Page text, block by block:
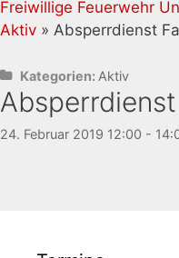
Freiwillige Feuerwehr
Aktiv » Absperrdienst
Kategorien: Aktiv
24. Februar 2019 12:00 -